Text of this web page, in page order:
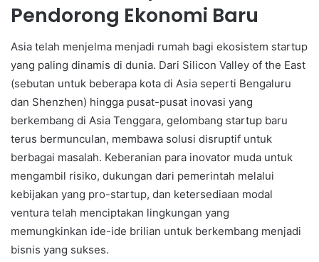
Pendorong Ekonomi Baru
Asia telah menjelma menjadi rumah bagi ekosistem startup
yang paling dinamis di dunia. Dari Silicon Valley of the East
(sebutan untuk beberapa kota di Asia seperti Bengaluru
dan Shenzhen) hingga pusat-pusat inovasi yang
berkembang di Asia Tenggara, gelombang startup baru
terus bermunculan, membawa solusi disruptif untuk
berbagai masalah. Keberanian para inovator muda untuk
mengambil risiko, dukungan dari pemerintah melalui
kebijakan yang pro-startup, dan ketersediaan modal
ventura telah menciptakan lingkungan yang
memungkinkan ide-ide brilian untuk berkembang menjadi
bisnis yang sukses.